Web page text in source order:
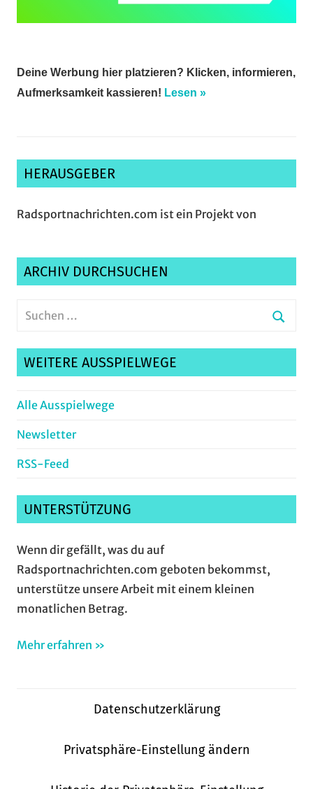
Deine Werbung hier platzieren? Klicken, informieren,
Aufmerksamkeit kassieren! Lesen »
HERAUSGEBER
Radsportnachrichten.com ist ein Projekt von
ARCHIV DURCHSUCHEN
Suchen
WEITERE AUSSPIELWEGE
Alle Ausspielwege
Newsletter
RSS-Feed
UNTERSTÜTZUNG
Wenn dir gefällt, was du auf
Radsportnachrichten.com geboten bekommst,
unterstütze unsere Arbeit mit einem kleinen
monatlichen Betrag.
Mehr erfahren »
Datenschutzerklärung
Privatsphäre-Einstellung ändern